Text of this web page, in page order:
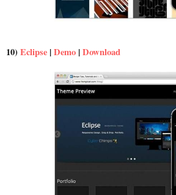
10)Eclipse |Demo |Download